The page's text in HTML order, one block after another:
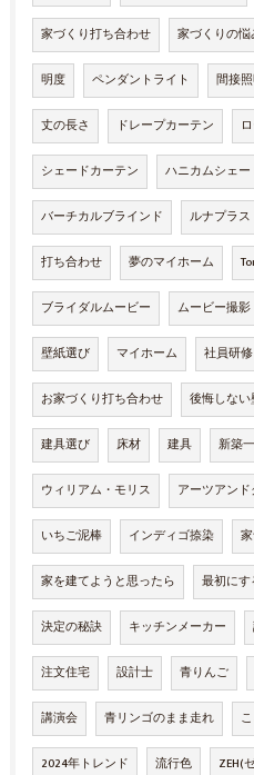
家づくり打ち合わせ 家づくりの悩
明度 ペンダントライト 間接
丈の長さ ドレープカーテン
シェードカーテン ハニカムシェー
バーチカルブラインド ルナプラス
打ち合わせ 夢のマイホーム
ブライダルムービー ムービー撮影
壁紙選び マイホーム 社員研修
お家づくり打ち合わせ 後悔しな
建具選び 床材 建具 新築
ウィリアム・モリス アーツアン
いちご泥棒 インディゴ捺染
家を建てようと思ったら 最初にす
決定の秘訣 キッチンメーカー
注文住宅 設計士 青りんご
講演会 青リンゴのまま走れ
2024年トレンド 流行色 ZEH(